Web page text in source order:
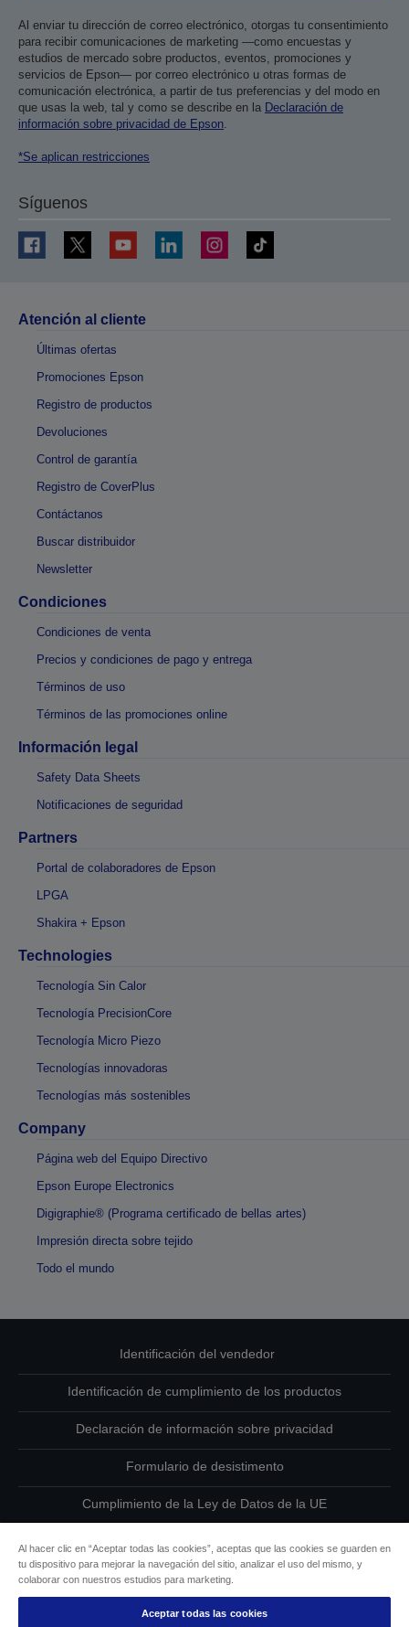
Al enviar tu dirección de correo electrónico, otorgas tu consentimiento
para recibir comunicaciones de marketing —como encuestas y
estudios de mercado sobre productos, eventos, promociones y
servicios de Epson— por correo electrónico u otras formas de
comunicación electrónica, a partir de tus preferencias y del modo en
que usas la web, tal y como se describe en la Declaración de
información sobre privacidad de Epson.
*Se aplican restricciones
Síguenos
Atención al cliente
Últimas ofertas
Promociones Epson
Registro de productos
Devoluciones
Control de garantía
Registro de CoverPlus
Contáctanos
Buscar distribuidor
Newsletter
Condiciones
Condiciones de venta
Precios y condiciones de pago y entrega
Términos de uso
Términos de las promociones online
Información legal
Safety Data Sheets
Notificaciones de seguridad
Partners
Portal de colaboradores de Epson
LPGA
Shakira + Epson
Technologies
Tecnología Sin Calor
Tecnología PrecisionCore
Tecnología Micro Piezo
Tecnologías innovadoras
Tecnologías más sostenibles
Company
Página web del Equipo Directivo
Epson Europe Electronics
Digigraphie® (Programa certificado de bellas artes)
Impresión directa sobre tejido
Todo el mundo
Identificación del vendedor
Identificación de cumplimiento de los productos
Declaración de información sobre privacidad
Formulario de desistimento
Cumplimiento de la Ley de Datos de la UE
Información sobre cookies
Compromiso de accesibilidad de Epson
Al hacer clic en “Aceptar todas las cookies”, aceptas que las cookies se guarden en
tu dispositivo para mejorar la navegación del sitio, analizar el uso del mismo, y
colaborar con nuestros estudios para marketing.
Aceptar todas las cookies